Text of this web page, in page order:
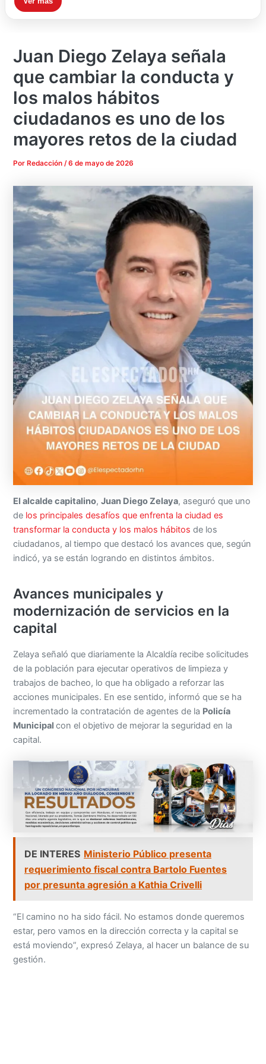
Juan Diego Zelaya señala
que cambiar la conducta y
los malos hábitos
ciudadanos es uno de los
mayores retos de la ciudad
Por Redacción/6 de mayo de 2026
El alcalde capitalino,Juan Diego Zelaya, aseguró que uno
de los principales desafíos que enfrenta la ciudad es
transformar la conducta y los malos hábitos de los
ciudadanos, al tiempo que destacó los avances que, según
indicó, ya se están logrando en distintos ámbitos.
Avances municipales y
modernización de servicios en la
capital
Zelaya señaló que diariamente la Alcaldía recibe solicitudes
de la población para ejecutar operativos de limpieza y
trabajos de bacheo, lo que ha obligado a reforzar las
acciones municipales. En ese sentido, informó que se ha
incrementado la contratación de agentes de la Policía
Municipalcon el objetivo de mejorar la seguridad en la
capital.
DE INTERES Ministerio Público presenta
requerimiento fiscal contra Bartolo Fuentes
por presunta agresión a Kathia Crivelli
“El camino no ha sido fácil. No estamos donde queremos
estar, pero vamos en la dirección correcta y la capital se
está moviendo”, expresó Zelaya, al hacer un balance de su
gestión.